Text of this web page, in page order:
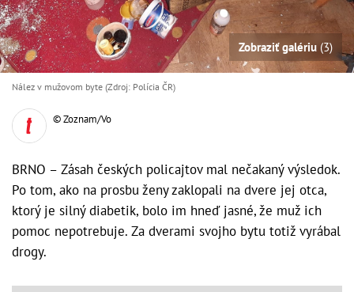
Zobraziť galériu (3)
Nález v mužovom byte (Zdroj: Polícia ČR)
© Zoznam/Vo
BRNO – Zásah českých policajtov mal nečakaný výsledok.
Po tom, ako na prosbu ženy zaklopali na dvere jej otca,
ktorý je silný diabetik, bolo im hneď jasné, že muž ich
pomoc nepotrebuje. Za dverami svojho bytu totiž vyrábal
drogy.